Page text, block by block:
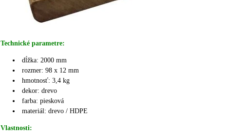
Technické parametre:
dĺžka: 2000 mm
rozmer: 98 x 12 mm
hmotnosť: 3,4 kg
dekor: drevo
farba: piesková
materiál: drevo / HDPE
Vlastnosti: